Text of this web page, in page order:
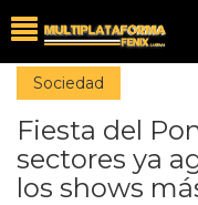
Sociedad
Fiesta del
sectores ya
los shows